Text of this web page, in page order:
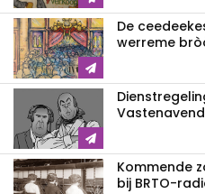
De
werreme
Kommende
bij BRTO-